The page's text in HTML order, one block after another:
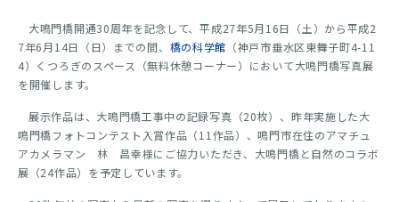
大鳴門橋開通30周年を記念して、平成27年5月16日（土）から平成2
7年6月14日（日）までの間、 橋の科学館 （神戸市垂水区東舞子町4-11
4）くつろぎのスペース（無料休憩コーナー）において大鳴門橋写真展
を開催します。
展示作品は、大鳴門橋工事中の記録写真（20枚）、昨年実施した大
鳴門橋フォトコンテスト入賞作品（11作品）、鳴門市在住のアマチュ
アカメラマン 林 昌幸様にご協力いただき、大鳴門橋と自然のコラボ
展（24作品）を予定しています。